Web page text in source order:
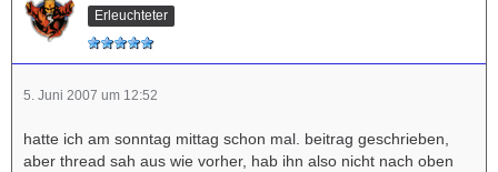
Erleuchteter
5. Juni 2007 um 12:52
hatte ich am sonntag mittag schon mal. beitrag geschrieben,
aber thread sah aus wie vorher, hab ihn also nicht nach oben